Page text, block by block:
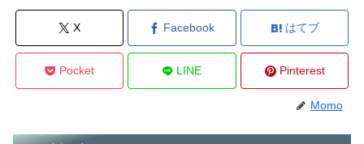
X Facebook はてブ
Pocket LINE Pinterest
Momo